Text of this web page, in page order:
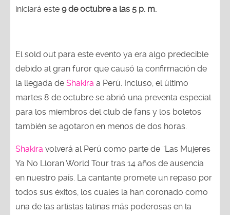
iniciará este 9 de octubre a las 5 p. m.
El sold out para este evento ya era algo predecible
debido al gran furor que causó la confirmación de
la llegada de Shakira a Perú. Incluso, el último
martes 8 de octubre se abrió una preventa especial
para los miembros del club de fans y los boletos
también se agotaron en menos de dos horas.
Shakira volverá al Perú como parte de ¨Las Mujeres
Ya No Lloran World Tour tras 14 años de ausencia
en nuestro país. La cantante promete un repaso por
todos sus éxitos, los cuales la han coronado como
una de las artistas latinas más poderosas en la